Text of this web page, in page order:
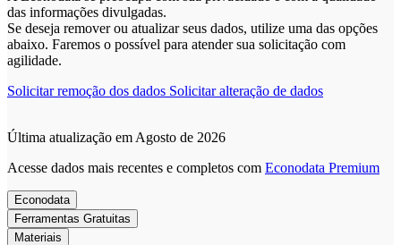
das informações divulgadas.
Se deseja remover ou atualizar seus dados, utilize uma das opções
abaixo. Faremos o possível para atender sua solicitação com
agilidade.
Solicitar remoção dos dados Solicitar alteração de dados
Última atualização em Agosto de 2026
Acesse dados mais recentes e completos com Econodata Premium
Econodata
Ferramentas Gratuitas
Materiais